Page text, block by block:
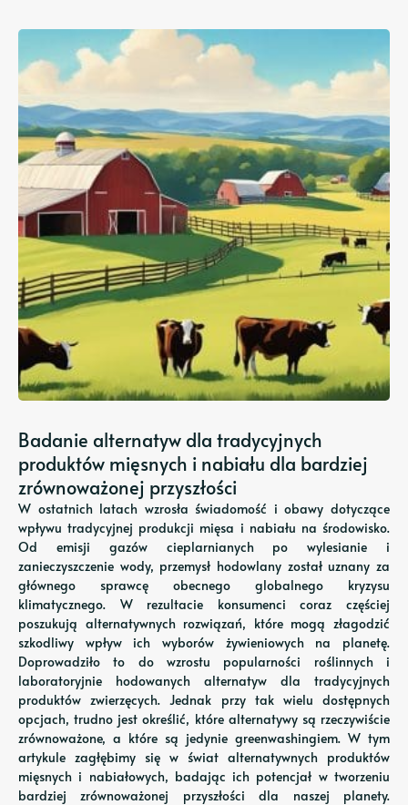
Badanie alternatyw dla tradycyjnych
produktów mięsnych i nabiału dla bardziej
zrównoważonej przyszłości
W ostatnich latach wzrosła świadomość i obawy dotyczące
wpływu tradycyjnej produkcji mięsa i nabiału na środowisko.
Od emisji gazów cieplarnianych po wylesianie i
zanieczyszczenie wody, przemysł hodowlany został uznany za
głównego sprawcę obecnego globalnego kryzysu
klimatycznego. W rezultacie konsumenci coraz częściej
poszukują alternatywnych rozwiązań, które mogą złagodzić
szkodliwy wpływ ich wyborów żywieniowych na planetę.
Doprowadziło to do wzrostu popularności roślinnych i
laboratoryjnie hodowanych alternatyw dla tradycyjnych
produktów zwierzęcych. Jednak przy tak wielu dostępnych
opcjach, trudno jest określić, które alternatywy są rzeczywiście
zrównoważone, a które są jedynie greenwashingiem. W tym
artykule zagłębimy się w świat alternatywnych produktów
mięsnych i nabiałowych, badając ich potencjał w tworzeniu
bardziej zrównoważonej przyszłości dla naszej planety.